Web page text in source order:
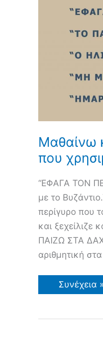
Μαθαίνω
που
“ΕΦΑΓΑ ΤΟΝ
με το
περίγυρο που
και ξεχείλιζε
ΠΑΙΖΩ ΣΤΑ
αριθμητική
Μαθαίνω
κάθε
εκφράσεις
Συνέχεια »